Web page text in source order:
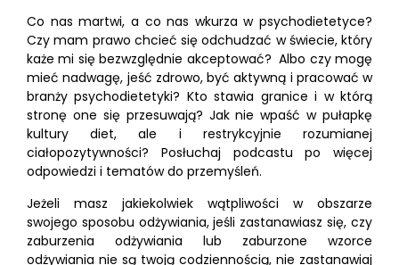
Co nas martwi, a co nas wkurza w psychodietetyce?
Czy mam prawo chcieć się odchudzać w świecie, który
każe mi się bezwzględnie akceptować? Albo czy mogę
mieć nadwagę, jeść zdrowo, być aktywną i pracować w
branży psychodietetyki? Kto stawia granice i w którą
stronę one się przesuwają? Jak nie wpaść w pułapkę
kultury diet, ale i restrykcyjnie rozumianej
ciałopozytywności? Posłuchaj podcastu po więcej
odpowiedzi i tematów do przemyśleń.
Jeżeli masz jakiekolwiek wątpliwości w obszarze
swojego sposobu odżywiania, jeśli zastanawiasz się, czy
zaburzenia odżywiania lub zaburzone wzorce
odżywiania nie są twoją codziennością, nie zastanawiaj